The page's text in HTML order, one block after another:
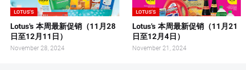
LOTUS'S
Lotus's 本周最新促销（11月28
日至12月11日）
November 28, 2024
LOTUS'S
Lotus's 本周最新促销（11月21
日至12月4日）
November 21, 2024